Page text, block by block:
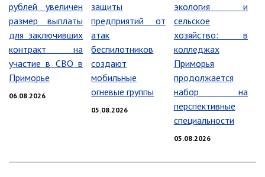
Информация о ходе выполнения
перспективного плана работы на 2021
год
Информация о ходе выполнения
перспективного плана работы на 2020
год
МУНИЦИПАЛЬНАЯ СЛУЖБА
Сведения о доходах
Вакансии
рублей увеличен
размер выплаты
для заключивших
контракт на
участие в СВО в
Приморье
06.08.2026
защиты
предприятий от
атак
беспилотников
создают
мобильные
огневые группы
05.08.2026
экология и
сельское
хозяйство: в
колледжах
Приморья
продолжается
набор на
перспективные
специальности
05.08.2026